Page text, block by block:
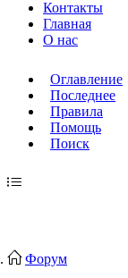
Контакты
Главная
О нас
Оглавление
Последнее
Правила
Помощь
Поиск
Форум